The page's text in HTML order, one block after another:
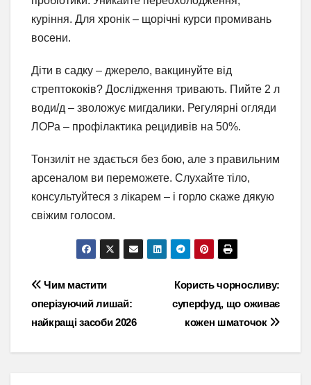
куріння. Для хронік – щорічні курси промивань
восени.
Діти в садку – джерело, вакцинуйте від
стрептококів? Дослідження тривають. Пийте 2 л
води/д – зволожує мигдалики. Регулярні огляди
ЛОРа – профілактика рецидивів на 50%.
Тонзиліт не здається без бою, але з правильним
арсеналом ви переможете. Слухайте тіло,
консультуйтеся з лікарем – і горло скаже дякую
свіжим голосом.
Навігація
записів
Користь чорносливу:
суперфуд, що оживає
кожен шматочок
Чим мастити
оперізуючий лишай:
найкращі засоби 2026